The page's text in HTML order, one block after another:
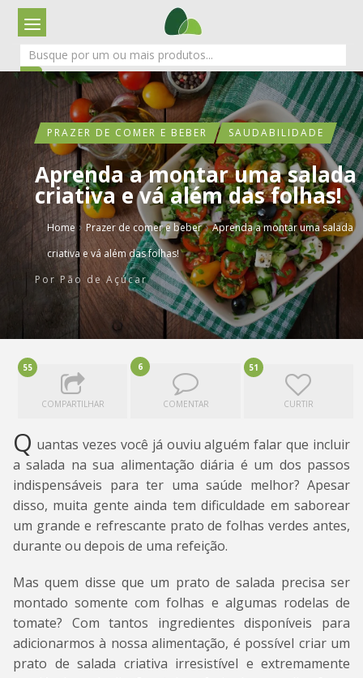
PRAZER DE COMER E BEBER SAUDABILIDADE
Aprenda a montar uma salada
criativa e vá além das folhas!
Home › Prazer de comer e beber › Aprenda a montar uma salada
criativa e vá além das folhas!
Por Pão de Açúcar
55
COMPARTILHAR
6
COMENTAR
51
CURTIR
Q uantas vezes você já ouviu alguém falar que incluir
a salada na sua alimentação diária é um dos passos
indispensáveis para ter uma saúde melhor? Apesar
disso, muita gente ainda tem dificuldade em saborear
um grande e refrescante prato de folhas verdes antes,
durante ou depois de uma refeição.
Mas quem disse que um prato de salada precisa ser
montado somente com folhas e algumas rodelas de
tomate? Com tantos ingredientes disponíveis para
adicionarmos à nossa alimentação, é possível criar um
prato de salada criativa irresistível e extremamente